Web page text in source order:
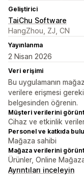
Geliştirici
TaiChu Software
HangZhou, ZJ, CN
Yayınlanma
2 Nisan 2026
Veri erişimi
Bu uygulamanın
verilere erişmesi
belgesinden öğrenin.
Müşteri verilerini
Cihaz ve etkinlik
Personel ve katkıda
Mağaza sahibi
Mağaza verilerini
Ürünler, Online
Ayrıntıları inceleyin